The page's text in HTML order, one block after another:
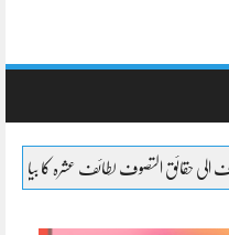
لطائف عشرہ کا بیان التشوف